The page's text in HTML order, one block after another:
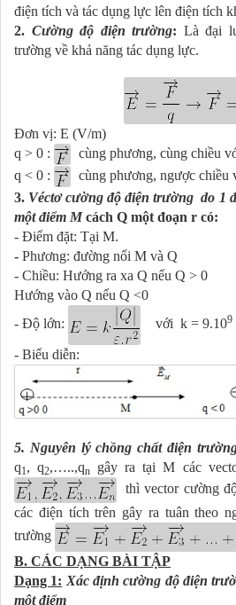
điện tích và tác dụng lực lên điện tích
2. Cường độ điện trường: Là đại
trường về khả năng tác dụng lực.
Đơn vị: E (V/m)
q > 0 :
cùng phương, cùng chiều
q < 0 :
cùng phương, ngược chiều
3. Véctơ cường độ điện trường do 1
một điểm M cách Q một đoạn r có:
- Điểm đặt: Tại M.
- Phương: đường nối M và Q
- Chiều: Hướng ra xa Q nếu Q > 0
Hướng vào Q nếu Q <0
- Độ lớn:
với k = 9.10
- Biểu diễn:
5. Nguyên lý chồng chất điện
q1, q2,…..,qn
gây ra tại M các
thì vector cường
các điện tích trên gây ra tuân theo
trường
B. CÁC DẠNG BÀI TẬP
Dạng 1: Xác định cường độ điện
một điểm